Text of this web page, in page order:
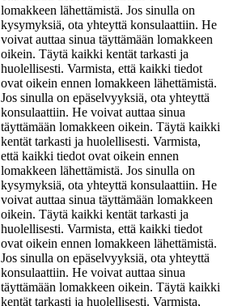
lomakkeen lähettämistä. Jos sinulla on
kysymyksiä, ota yhteyttä konsulaattiin. He
voivat auttaa sinua täyttämään lomakkeen
oikein. Täytä kaikki kentät tarkasti ja
huolellisesti. Varmista, että kaikki tiedot
ovat oikein ennen lomakkeen lähettämistä.
Jos sinulla on epäselvyyksiä, ota yhteyttä
konsulaattiin. He voivat auttaa sinua
täyttämään lomakkeen oikein. Täytä kaikki
kentät tarkasti ja huolellisesti. Varmista,
että kaikki tiedot ovat oikein ennen
lomakkeen lähettämistä. Jos sinulla on
kysymyksiä, ota yhteyttä konsulaattiin. He
voivat auttaa sinua täyttämään lomakkeen
oikein. Täytä kaikki kentät tarkasti ja
huolellisesti. Varmista, että kaikki tiedot
ovat oikein ennen lomakkeen lähettämistä.
Jos sinulla on epäselvyyksiä, ota yhteyttä
konsulaattiin. He voivat auttaa sinua
täyttämään lomakkeen oikein. Täytä kaikki
kentät tarkasti ja huolellisesti. Varmista,